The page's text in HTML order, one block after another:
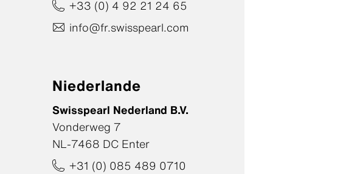
+33 (0) 4 92 21 24 65
info@fr.swisspearl.com
Niederlande
Swisspearl Nederland B.V.
Vonderweg 7
NL-7468 DC Enter
+31 (0) 085 489 0710